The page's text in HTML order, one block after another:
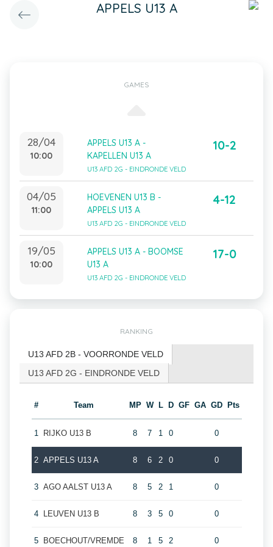
APPELS U13 A
GAMES
28/04
10:00
APPELS U13 A -
KAPELLEN U13 A
U13 AFD 2G - EINDRONDE VELD
10-2
04/05
11:00
HOEVENEN U13 B -
APPELS U13 A
U13 AFD 2G - EINDRONDE VELD
4-12
19/05
10:00
APPELS U13 A - BOOMSE
U13 A
U13 AFD 2G - EINDRONDE VELD
17-0
RANKING
U13 AFD 2B - VOORRONDE VELD
U13 AFD 2G - EINDRONDE VELD
# Team MP W L D GF GA GD Pts
1 RIJKO U13 B 8 7 1 0 0
2 APPELS U13 A 8 6 2 0 0
3 AGO AALST U13 A 8 5 2 1 0
4 LEUVEN U13 B 8 3 5 0 0
5 BOECHOUT/VREMDE 8 1 5 2 0